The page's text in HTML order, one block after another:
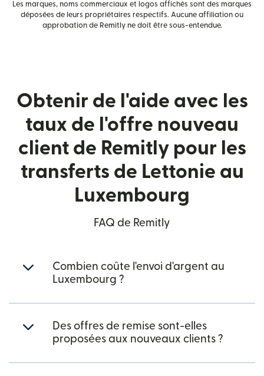
Les marques, noms commerciaux et logos affichés sont des marques
déposées de leurs propriétaires respectifs. Aucune affiliation ou
approbation de Remitly ne doit être sous-entendue.
Obtenir de l'aide avec les
taux de l'offre nouveau
client de Remitly pour les
transferts de Lettonie au
Luxembourg
FAQ de Remitly
Combien coûte l'envoi d'argent au
Luxembourg ?
Des offres de remise sont-elles
proposées aux nouveaux clients ?